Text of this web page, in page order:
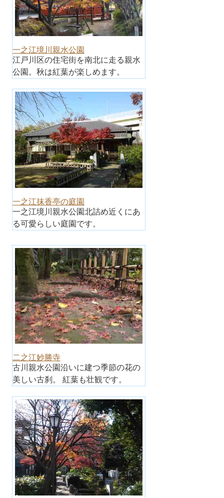
一之江境川親水公園
江戸川区の住宅街を南北に走る親水
公園。秋は紅葉が楽しめます。
一之江抹香亭の庭園
一之江境川親水公園北詰め近くにあ
る可愛らしい庭園です。
二之江妙勝寺
古川親水公園沿いに建つ季節の花の
美しい古刹。 紅葉も壮観です。